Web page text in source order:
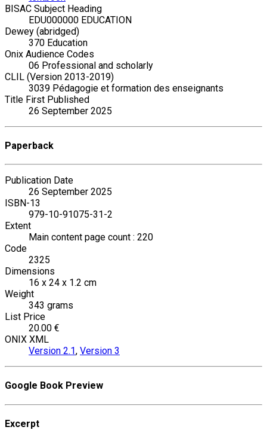
BISAC Subject Heading
EDU000000 EDUCATION
Dewey (abridged)
370 Education
Onix Audience Codes
06 Professional and scholarly
CLIL (Version 2013-2019)
3039 Pédagogie et formation des enseignants
Title First Published
26 September 2025
Paperback
Publication Date
26 September 2025
ISBN-13
979-10-91075-31-2
Extent
Main content page count : 220
Code
2325
Dimensions
16 x 24 x 1.2 cm
Weight
343 grams
List Price
20.00 €
ONIX XML
Version 2.1, Version 3
Google Book Preview
Excerpt